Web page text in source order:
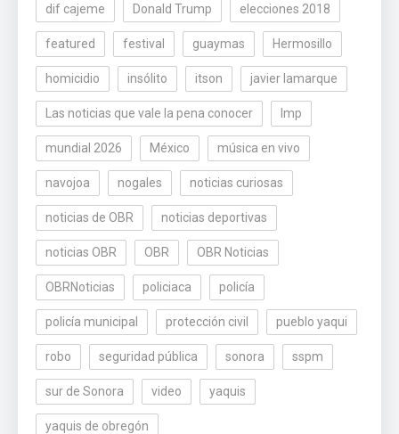
dif cajeme Donald Trump elecciones 2018
featured festival guaymas Hermosillo
homicidio insólito itson javier lamarque
Las noticias que vale la pena conocer lmp
mundial 2026 México música en vivo
navojoa nogales noticias curiosas
noticias de OBR noticias deportivas
noticias OBR OBR OBR Noticias
OBRNoticias policiaca policía
policía municipal protección civil pueblo yaqui
robo seguridad pública sonora sspm
sur de Sonora video yaquis
yaquis de obregón